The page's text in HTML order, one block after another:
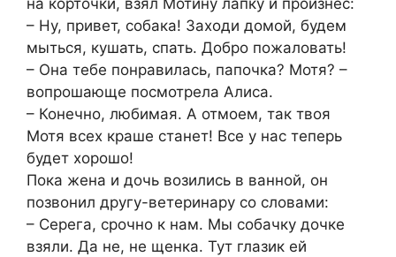
на корточки, взял Мотину лапку и произнес:
– Ну, привет, собака! Заходи домой, будем
мыться, кушать, спать. Добро пожаловать!
– Она тебе понравилась, папочка? Мотя? –
вопрошающе посмотрела Алиса.
– Конечно, любимая. А отмоем, так твоя
Мотя всех краше станет! Все у нас теперь
будет хорошо!
Пока жена и дочь возились в ванной, он
позвонил другу-ветеринару со словами:
– Серега, срочно к нам. Мы собачку дочке
взяли. Да не, не щенка. Тут глазик ей